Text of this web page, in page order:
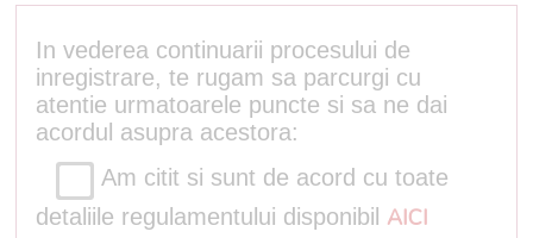
In vederea continuarii procesului de
inregistrare, te rugam sa parcurgi cu
atentie urmatoarele puncte si sa ne dai
acordul asupra acestora:
Am citit si sunt de acord cu toate
detaliile regulamentului disponibil AICI